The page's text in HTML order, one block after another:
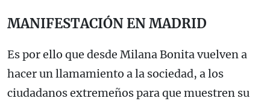
MANIFESTACIÓN EN MADRID
Es por ello que desde Milana Bonita vuelven a
hacer un llamamiento a la sociedad, a los
ciudadanos extremeños para que muestren su